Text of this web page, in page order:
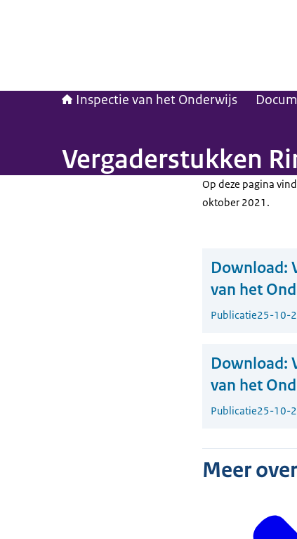
Inspectie van het Onderwijs
Vergaderstukken
Op deze pagina
oktober 2021.
Download:
van het
Publicatie25-10-
Download:
van het
Publicatie25-10-
Meer